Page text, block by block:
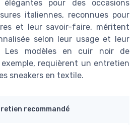
pour des occasions
italiennes, reconnues pour
et leur savoir-faire, méritent
selon leur usage et leur
Les modèles en cuir noir de
requièrent un entretien
sneakers en textile.
recommandé